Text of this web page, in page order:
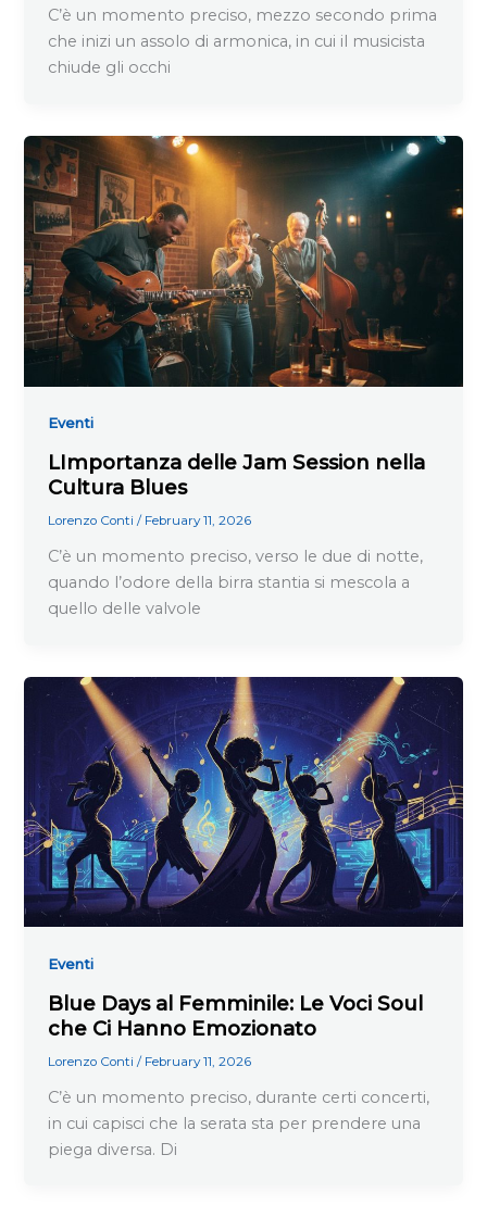
C’è un momento preciso, mezzo secondo prima
che inizi un assolo di armonica, in cui il musicista
chiude gli occhi
Eventi
LImportanza delle Jam Session nella
Cultura Blues
Lorenzo Conti/ February 11, 2026
C’è un momento preciso, verso le due di notte,
quando l’odore della birra stantia si mescola a
quello delle valvole
Eventi
Blue Days al Femminile: Le Voci Soul
che Ci Hanno Emozionato
Lorenzo Conti/ February 11, 2026
C’è un momento preciso, durante certi concerti,
in cui capisci che la serata sta per prendere una
piega diversa. Di